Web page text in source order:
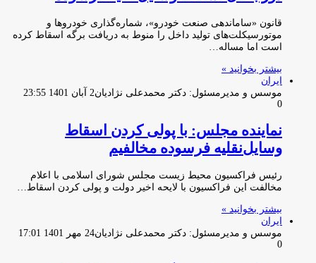
قانون «ساماندهی صنعت خودرو»، شماره‌گذاری خودروها و
موتورسیکلت‌های تولید داخل را منوط به دریافت برگه اسقاط کرده
است اما مساله…
بیشتر بخوانید »
ایران
موسس و مدیرمسئول: دکتر محمدعلی نژادیان2 آبان 1401 23:55
0
نماینده مجلس: با پولی کردن اسقاط
وسایل‌نقلیه فرسوده مخالفیم
رئیس فراکسیون محیط زیست مجلس شورای اسلامی با اعلام
مخالفت این فراکسیون با لایحه اخیر دولت و پولی کردن اسقاط…
بیشتر بخوانید »
ایران
موسس و مدیرمسئول: دکتر محمدعلی نژادیان24 مهر 1401 17:01
0